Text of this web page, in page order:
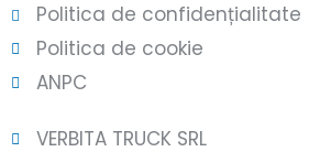
Politica de confidențialitate
Politica de cookie
ANPC
VERBITA TRUCK SRL